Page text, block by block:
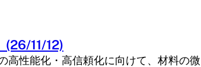
11/12)
高性能化・高信頼化に向けて、材料の微